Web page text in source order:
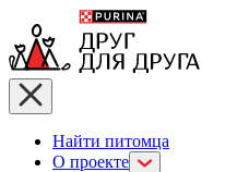
Найти питомца
О проекте